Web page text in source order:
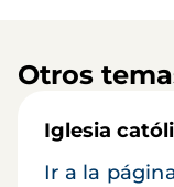
Otros
Iglesia
Ir a la